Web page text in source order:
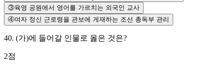
③육영 공원에서 영어를 가르치는 외국인 교사
④여자 정신 근로령을 관보에 게재하는 조선 총독부 관리
40. (가)에 들어갈 인물로 옳은 것은?
2점